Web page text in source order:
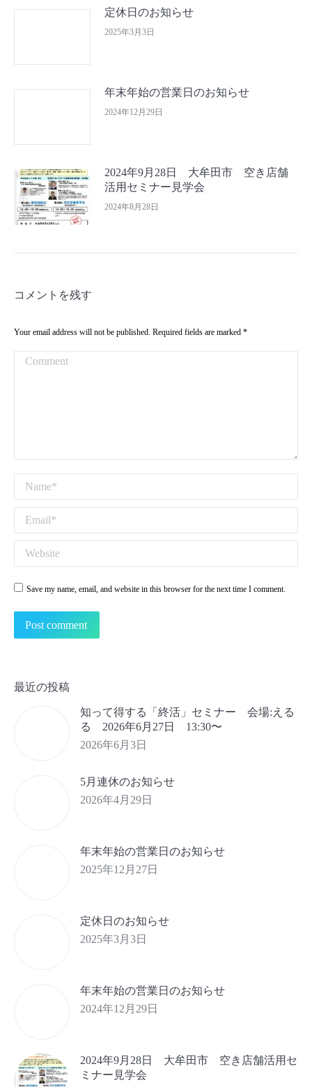
定休日のお知らせ
2025年3月3日
年末年始の営業日のお知らせ
2024年12月29日
2024年9月28日 大牟田市 空き店舗
活用セミナー見学会
2024年8月28日
コメントを残す
Your email address will not be published. Required fields are marked *
Comment
Save my name, email, and website in this browser for the next time I comment.
Post comment
最近の投稿
知って得する「終活」セミナー 会場:える
る 2026年6月27日 13:30〜
2026年6月3日
5月連休のお知らせ
2026年4月29日
年末年始の営業日のお知らせ
2025年12月27日
定休日のお知らせ
2025年3月3日
年末年始の営業日のお知らせ
2024年12月29日
2024年9月28日 大牟田市 空き店舗活用セ
ミナー見学会